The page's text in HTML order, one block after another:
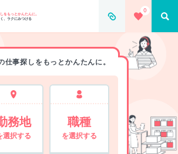
をもっとかんたんに。
、ラクにみつける
0
仕事探しをもっとかんたんに。
務地
選択する
職種
を選択する